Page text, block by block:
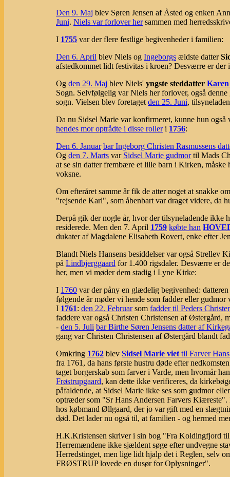
Den 9. Maj blev Søren Jensen af Åsted og enken
Juni. Niels var forlover hersammen med
I 1755 var der flere festlige begivenheder i familien:
Den 6. April blev Niels og Ingeborgs ældste datter
afstedkommet lidt festivitas i kroen? Desværre er der
Og den 29. Maj blev Niels' yngste steddatter Karen
Sogn. Selvfølgelig var Niels her forlover, også
sogn. Vielsen blev foretaget den 25. Juni,
Da nu Sidsel Marie var konfirmeret, kunne hun
hendes mor optrådte i disse rolleri 1756:
Den 6. Januar bar Ingeborg Christen Rasmussens
Og den 7. Marts var Sidsel Marie gudmortil Mads
at se sin datter frembære et lille barn i Kirken, måske
voksne.
Om efteråret samme år fik de atter noget at snakke
"rejsende Karl", som åbenbart var draget videre, da
Derpå gik der nogle år, hvor der tilsyneladende
residerede. Men den 7. April 1759 købte han
dukater af Magdalene Elisabeth Rovert, enke efter
Blandt Niels Hansens besiddelser var også Strellev
på Lindbjerggaard for 1.400 rigsdaler. Desværre er
her, men vi møder dem stadig i Lyne Kirke:
I 1760 var der påny en glædelig begivenhed: datteren
følgende år møder vi hende som fadder eller gudmor
I 1761: den 22. Februarsom fadder til Peders
faddere var også Christen Christensen af Østergård,
- den 5. Juli bar Birthe Søren Jensens datter af
gang var Christen Christensen af Østergård blandt
Omkring 1762 blev Sidsel Marie viet til Farver
fra 1761, da hans første hustru døde efter
taget borgerskab som farver i Varde, men hvornår
Frøstrupgaard, kan dette ikke verificeres, da
påfaldende, at Sidsel Marie ikke ses som gudmor
optræder som "Sr Hans Andersen Farvers
hos købmand Øllgaard, der jo var gift med en
død. Det lader nu også til, at familien - og hermed
H.K.Kristensen skriver i sin bog "Fra Koldingfjord
Herremændene ikke sjældent søge efter undvegne
Herredstinget, men lige lidt hjalp det i Reglen,
FRØSTRUP lovede en dusør for Oplysninger".